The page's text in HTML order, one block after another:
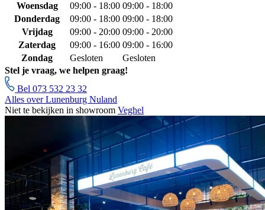
Woensdag
09:00 - 18:00 09:00 - 18:00
Donderdag
09:00 - 18:00 09:00 - 18:00
Vrijdag
09:00 - 20:00 09:00 - 20:00
Zaterdag
09:00 - 16:00 09:00 - 16:00
Zondag
Gesloten
Gesloten
Stel je vraag, we helpen graag!
Bel 073 532 23 32
Alles over Lunenburg Nuland
Niet te bekijken in showroom Veghel